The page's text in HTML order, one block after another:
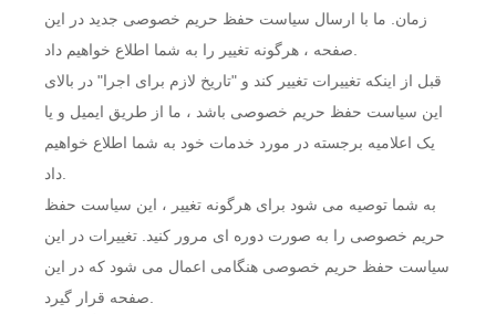
زمان. ما با ارسال سیاست حفظ حریم خصوصی جدید در این
قبل از اینکه تغییرات تغییر کند و "تاریخ لازم برای اجرا" در بالای
این سیاست حفظ حریم خصوصی باشد ، ما از طریق ایمیل و یا
یک اعلامیه برجسته در مورد خدمات خود به شما اطلاع خواهیم
به شما توصیه می شود برای هرگونه تغییر ، این سیاست حفظ
حریم خصوصی را به صورت دوره ای مرور کنید. تغییرات در این
سیاست حفظ حریم خصوصی هنگامی اعمال می شود که در این